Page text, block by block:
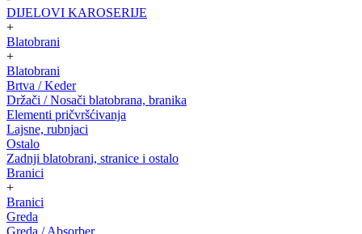
DIJELOVI KAROSERIJE
+
Blatobrani
+
Blatobrani
Brtva / Keder
Držači / Nosači blatobrana, branika
Elementi pričvršćivanja
Lajsne, rubnjaci
Ostalo
Zadnji blatobrani, stranice i ostalo
Branici
+
Branici
Greda
Greda / Absorber